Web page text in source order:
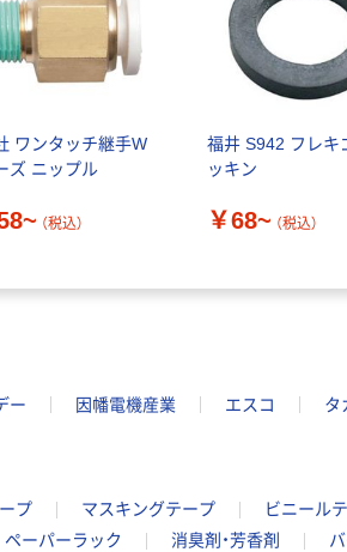
ワンタッチ継手W
ズ ニップル
（税込）
福井 S942 フレキ
ッキン
￥68~ （税込）
ー 因幡電機産業 エスコ タ
プ マスキングテープ ビニール
ペーパーラック 消臭剤・芳香剤
大塚製薬工場
経口補水液 オー
エスワン（OS-1）
トファ
ノミー
A4タテ(
製造）
￥